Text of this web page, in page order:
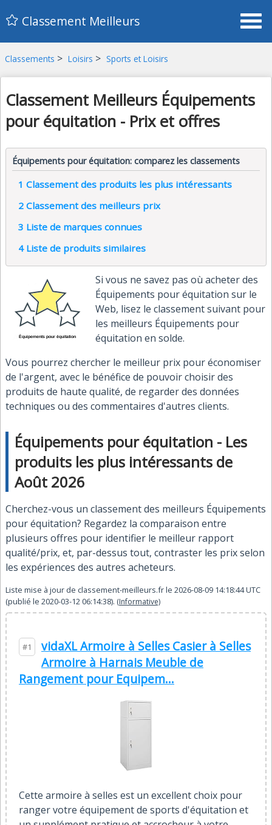
Classement Meilleurs
Classements > Loisirs > Sports et Loisirs
Classement Meilleurs Équipements
pour équitation - Prix et offres
Équipements pour équitation: comparez les classements
1 Classement des produits les plus intéressants
2 Classement des meilleurs prix
3 Liste de marques connues
4Liste de produits similaires
Si vous ne savez pas où acheter des
Équipements pour équitation sur le
Web, lisez le classement suivant pour
les meilleurs Équipements pour
équitation en solde.
Vous pourrez chercher le meilleur prix pour économiser
de l'argent, avec le bénéfice de pouvoir choisir des
produits de haute qualité, de regarder des données
techniques ou des commentaires d'autres clients.
Équipements pour équitation - Les
produits les plus intéressants de
Août 2026
Cherchez-vous un classement des meilleurs Équipements
pour équitation? Regardez la comparaison entre
plusieurs offres pour identifier le meilleur rapport
qualité/prix, et, par-dessus tout, contraster les prix selon
les expériences des autres acheteurs.
Liste mise à jour de classement-meilleurs.frle 2026-08-09 14:18:44UTC
(publié le 2020-03-12 06:14:38). (Informative)
#1
vidaXL Armoire à Selles Casier à Selles
Armoire à Harnais Meuble de
Rangement pour Equipem...
Cette armoire à selles est un excellent choix pour
ranger votre équipement de sports d'équitation et